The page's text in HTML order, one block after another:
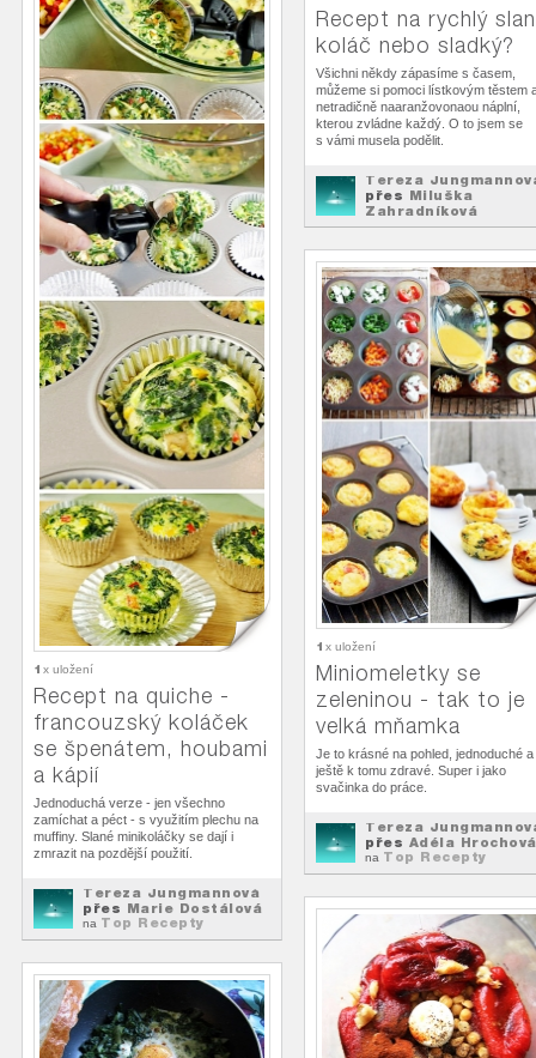
Recept na rychlý
koláč nebo sladký?
Všichni někdy zápasíme s časem,
můžeme si pomoci lístkovým těstem
netradičně naaranžovonaou náplní,
kterou zvládne každý. O to jsem se
s vámi musela podělit.
Tereza
přes Miluška
Zahradníková
naTop Recepty
1 x uložení
Recept na quiche -
francouzský koláček
se špenátem, houbami
a kápií
Jednoduchá verze - jen všechno
zamíchat a péct - s využitím plechu na
muffiny. Slané minikoláčky se dají i
zmrazit na pozdější použití.
Tereza Jungmannová
přes Marie Dostálová
na Top Recepty
1 x uložení
Miniomeletky se
zeleninou - tak to je
velká mňamka
Je to krásné na pohled, jednoduché a
ještě k tomu zdravé. Super i jako
svačinka do práce.
Tereza
přes Adéla Hrochová
na Top Recepty